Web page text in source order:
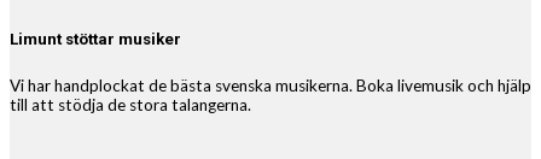
Limunt stöttar musiker
Vi har handplockat de bästa svenska musikerna. Boka livemusik och hjälp
till att stödja de stora talangerna.